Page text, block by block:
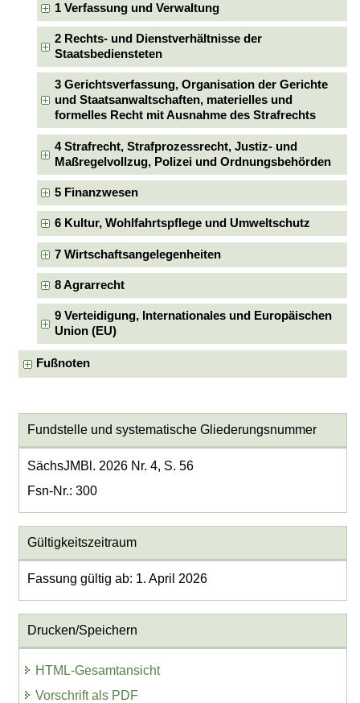
1 Verfassung und Verwaltung
2 Rechts- und Dienstverhältnisse der
Staatsbediensteten
3 Gerichtsverfassung, Organisation der Gerichte
und Staatsanwaltschaften, materielles und
formelles Recht mit Ausnahme des Strafrechts
4 Strafrecht, Strafprozessrecht, Justiz- und
Maßregelvollzug, Polizei und Ordnungsbehörden
5 Finanzwesen
6 Kultur, Wohlfahrtspflege und Umweltschutz
7 Wirtschaftsangelegenheiten
8 Agrarrecht
9 Verteidigung, Internationales und Europäischen
Union (EU)
Fußnoten
Fundstelle und systematische Gliederungsnummer
SächsJMBl. 2026 Nr. 4, S. 56
Fsn-Nr.: 300
Gültigkeitszeitraum
Fassung gültig ab: 1. April 2026
Drucken/Speichern
HTML-Gesamtansicht
Vorschrift als PDF